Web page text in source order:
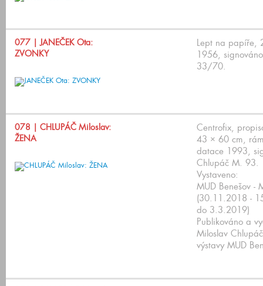
077 | JANEČEK Ota:
ZVONKY
Lept na papíře,
1956,
33/70.
078 | CHLUPÁČ Miloslav:
ŽENA
Centrofix,
43 × 60 cm,
datace 1993,
Chlupáč M. 93.
Vystaveno:
MUD Benešov -
(30.11.2018 -
do 3.3.2019)
Publikováno a
Miloslav
výstavy MUD